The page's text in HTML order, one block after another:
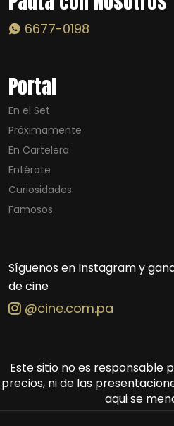
6677-0198
Portal
En el Set
Próximamente
En Cartelera
Entérate
Curiosidades
Famosos
Síguenos en Instagram y
de cine
@cine.com.pa
Este sitio no es responsable
precios, ni de las
aqui se